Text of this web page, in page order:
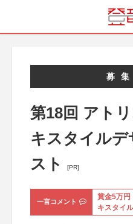
募
第18回 アト
キスタイル
スト
[PR]
一言コメント
賞金5万円
キスタイ